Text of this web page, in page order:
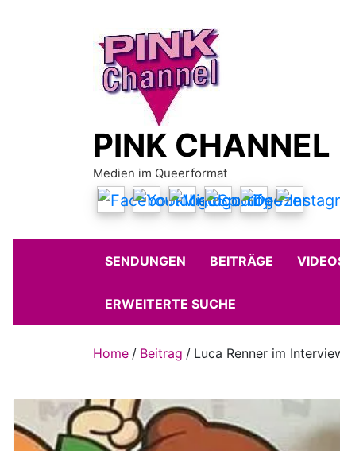
PINK CHANNEL
Medien im Queerformat
SENDUNGEN BEITRÄGE
ERWEITERTE SUCHE
Home Beitrag Luca Renner im